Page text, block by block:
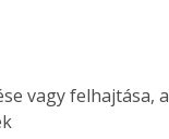
vagy felhajtása,